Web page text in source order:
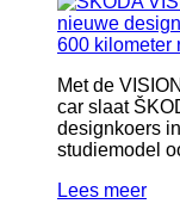
Met de
car slaat
designkoers
studiemodel
Lees meer